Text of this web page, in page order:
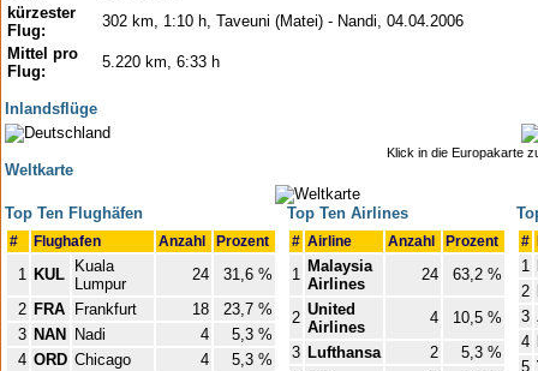
kürzester
Flug:
302 km, 1:10 h, Taveuni (Matei) - Nandi, 04.04.2006
Mittel pro
Flug:
5.220 km, 6:33 h
Inlandsflüge
Klick in die Europakarte
Weltkarte
Top Ten Flughäfen
# Flughafen Anzahl Prozent
1 KUL
Kuala
Lumpur
24
31,6 %
2 FRA Frankfurt 18
23,7 %
3 NAN Nadi 4
5,3 %
4 ORD Chicago 4
5,3 %
Top Ten Airlines
# Airline Anzahl Prozent
1 Malaysia
Airlines
24 63,2 %
2 United
Airlines
4
10,5 %
3 Lufthansa 2
5,3 %
#
1
2
3
4
5